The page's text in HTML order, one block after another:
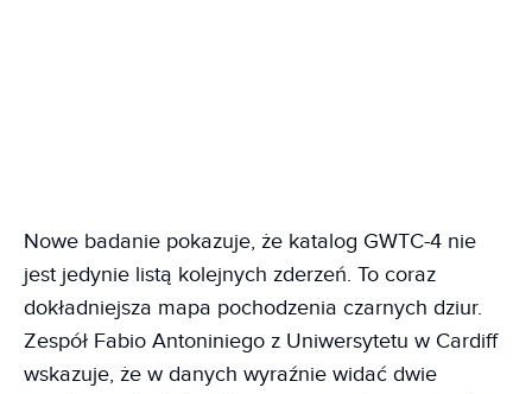
Nowe badanie pokazuje, że katalog GWTC-4 nie
jest jedynie listą kolejnych zderzeń. To coraz
dokładniejsza mapa pochodzenia czarnych dziur.
Zespół Fabio Antoniniego z Uniwersytetu w Cardiff
wskazuje, że w danych wyraźnie widać dwie